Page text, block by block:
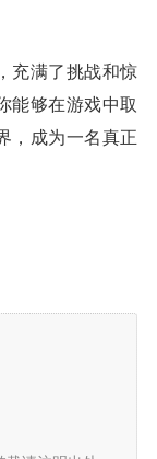
充满了挑战和惊
能够在游戏中取
，成为一名真正